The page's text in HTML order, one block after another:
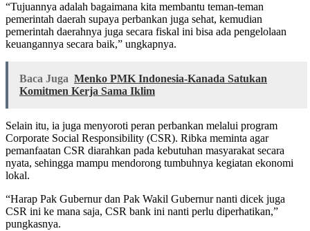
“Tujuannya adalah bagaimana kita membantu teman-teman
pemerintah daerah supaya perbankan juga sehat, kemudian
pemerintah daerahnya juga secara fiskal ini bisa ada pengelolaan
keuangannya secara baik,” ungkapnya.
Baca Juga Menko PMK Indonesia-Kanada Satukan
Komitmen Kerja Sama Iklim
Selain itu, ia juga menyoroti peran perbankan melalui program
Corporate Social Responsibility (CSR). Ribka meminta agar
pemanfaatan CSR diarahkan pada kebutuhan masyarakat secara
nyata, sehingga mampu mendorong tumbuhnya kegiatan ekonomi
lokal.
“Harap Pak Gubernur dan Pak Wakil Gubernur nanti dicek juga
CSR ini ke mana saja, CSR bank ini nanti perlu diperhatikan,”
pungkasnya.